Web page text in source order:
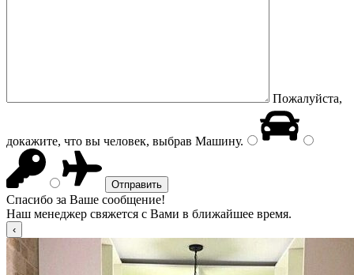
Пожалуйста,
докажите, что вы человек, выбрав Машину.
Спасибо за Ваше сообщение!
Наш менеджер свяжется с Вами в ближайшее время.